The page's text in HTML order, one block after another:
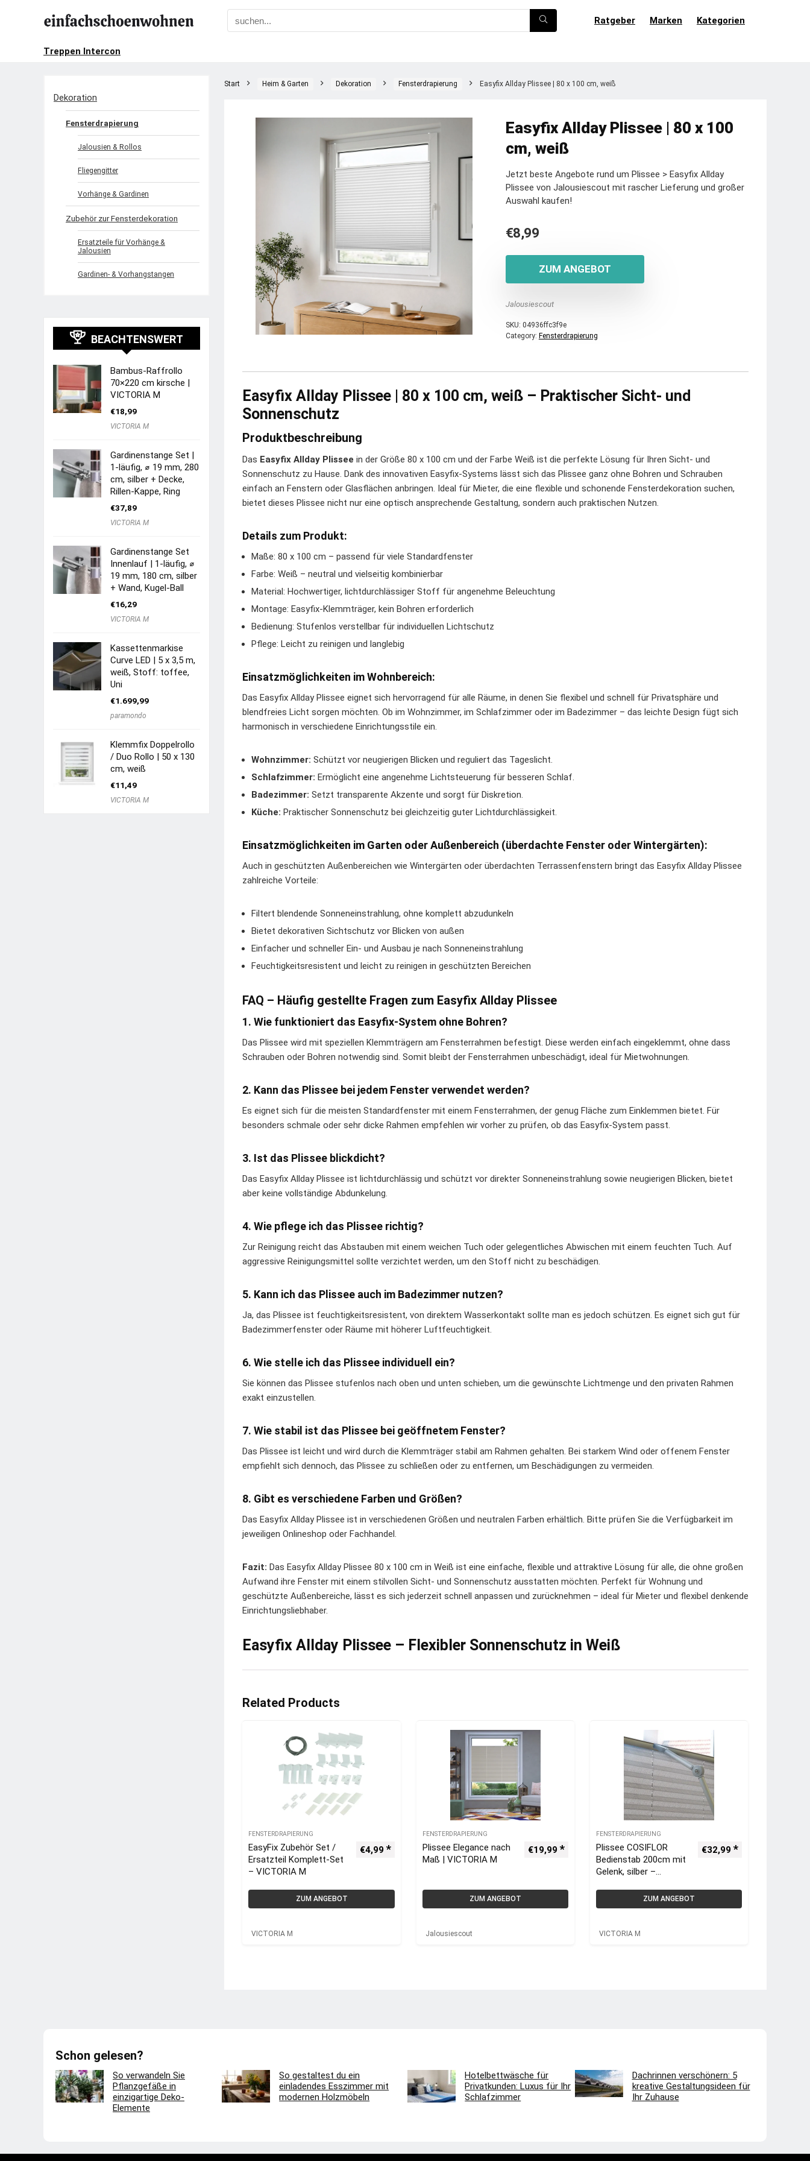
Ratgeber Marken Kategorien
Treppen Intercon
Start Heim & Garten Dekoration Fensterdrapierung Easyfix Allday Plissee | 80 x 100 cm, weiß
Easyfix Allday Plissee | 80 x 100
cm, weiß
Jetzt beste Angebote rund um Plissee > Easyfix Allday
Plissee von Jalousiescout mit rascher Lieferung und großer
Auswahl kaufen!
€8,99
ZUM ANGEBOT
Jalousiescout
SKU: 04936ffc3f9e
Category: Fensterdrapierung
Easyfix Allday Plissee | 80 x 100 cm, weiß – Praktischer Sicht- und
Sonnenschutz
Produktbeschreibung
Das Easyfix Allday Plissee in der Größe 80 x 100 cm und der Farbe Weiß ist die perfekte Lösung für Ihren Sicht- und
Sonnenschutz zu Hause. Dank des innovativen Easyfix-Systems lässt sich das Plissee ganz ohne Bohren und Schrauben
einfach an Fenstern oder Glasflächen anbringen. Ideal für Mieter, die eine flexible und schonende Fensterdekoration suchen,
bietet dieses Plissee nicht nur eine optisch ansprechende Gestaltung, sondern auch praktischen Nutzen.
Details zum Produkt:
Maße: 80 x 100 cm – passend für viele Standardfenster
Farbe: Weiß – neutral und vielseitig kombinierbar
Material: Hochwertiger, lichtdurchlässiger Stoff für angenehme Beleuchtung
Montage: Easyfix-Klemmträger, kein Bohren erforderlich
Bedienung: Stufenlos verstellbar für individuellen Lichtschutz
Pflege: Leicht zu reinigen und langlebig
Einsatzmöglichkeiten im Wohnbereich:
Das Easyfix Allday Plissee eignet sich hervorragend für alle Räume, in denen Sie flexibel und schnell für Privatsphäre und
blendfreies Licht sorgen möchten. Ob im Wohnzimmer, im Schlafzimmer oder im Badezimmer – das leichte Design fügt sich
harmonisch in verschiedene Einrichtungsstile ein.
Wohnzimmer: Schützt vor neugierigen Blicken und reguliert das Tageslicht.
Schlafzimmer: Ermöglicht eine angenehme Lichtsteuerung für besseren Schlaf.
Badezimmer: Setzt transparente Akzente und sorgt für Diskretion.
Küche: Praktischer Sonnenschutz bei gleichzeitig guter Lichtdurchlässigkeit.
Einsatzmöglichkeiten im Garten oder Außenbereich (überdachte Fenster oder Wintergärten):
Auch in geschützten Außenbereichen wie Wintergärten oder überdachten Terrassenfenstern bringt das Easyfix Allday Plissee
zahlreiche Vorteile:
Filtert blendende Sonneneinstrahlung, ohne komplett abzudunkeln
Bietet dekorativen Sichtschutz vor Blicken von außen
Einfacher und schneller Ein- und Ausbau je nach Sonneneinstrahlung
Feuchtigkeitsresistent und leicht zu reinigen in geschützten Bereichen
FAQ – Häufig gestellte Fragen zum Easyfix Allday Plissee
1. Wie funktioniert das Easyfix-System ohne Bohren?
Das Plissee wird mit speziellen Klemmträgern am Fensterrahmen befestigt. Diese werden einfach eingeklemmt, ohne dass
Schrauben oder Bohren notwendig sind. Somit bleibt der Fensterrahmen unbeschädigt, ideal für Mietwohnungen.
2. Kann das Plissee bei jedem Fenster verwendet werden?
Es eignet sich für die meisten Standardfenster mit einem Fensterrahmen, der genug Fläche zum Einklemmen bietet. Für
besonders schmale oder sehr dicke Rahmen empfehlen wir vorher zu prüfen, ob das Easyfix-System passt.
3. Ist das Plissee blickdicht?
Das Easyfix Allday Plissee ist lichtdurchlässig und schützt vor direkter Sonneneinstrahlung sowie neugierigen Blicken, bietet
aber keine vollständige Abdunkelung.
4. Wie pflege ich das Plissee richtig?
Zur Reinigung reicht das Abstauben mit einem weichen Tuch oder gelegentliches Abwischen mit einem feuchten Tuch. Auf
aggressive Reinigungsmittel sollte verzichtet werden, um den Stoff nicht zu beschädigen.
5. Kann ich das Plissee auch im Badezimmer nutzen?
Ja, das Plissee ist feuchtigkeitsresistent, von direktem Wasserkontakt sollte man es jedoch schützen. Es eignet sich gut für
Badezimmerfenster oder Räume mit höherer Luftfeuchtigkeit.
6. Wie stelle ich das Plissee individuell ein?
Sie können das Plissee stufenlos nach oben und unten schieben, um die gewünschte Lichtmenge und den privaten Rahmen
exakt einzustellen.
7. Wie stabil ist das Plissee bei geöffnetem Fenster?
Das Plissee ist leicht und wird durch die Klemmträger stabil am Rahmen gehalten. Bei starkem Wind oder offenem Fenster
empfiehlt sich dennoch, das Plissee zu schließen oder zu entfernen, um Beschädigungen zu vermeiden.
8. Gibt es verschiedene Farben und Größen?
Das Easyfix Allday Plissee ist in verschiedenen Größen und neutralen Farben erhältlich. Bitte prüfen Sie die Verfügbarkeit im
jeweiligen Onlineshop oder Fachhandel.
Fazit: Das Easyfix Allday Plissee 80 x 100 cm in Weiß ist eine einfache, flexible und attraktive Lösung für alle, die ohne großen
Aufwand ihre Fenster mit einem stilvollen Sicht- und Sonnenschutz ausstatten möchten. Perfekt für Wohnung und
geschützte Außenbereiche, lässt es sich jederzeit schnell anpassen und zurücknehmen – ideal für Mieter und flexibel denkende
Einrichtungsliebhaber.
Easyfix Allday Plissee – Flexibler Sonnenschutz in Weiß
Related Products
FENSTERDRAPIERUNG
EasyFix Zubehör Set /
Ersatzteil Komplett-Set
– VICTORIA M
€4,99
ZUM ANGEBOT
VICTORIA M
FENSTERDRAPIERUNG
Plissee Elegance nach
Maß | VICTORIA M
€19,99
ZUM ANGEBOT
Jalousiescout
FENSTERDRAPIERUNG
Plissee COSIFLOR
Bedienstab 200cm mit
Gelenk, silber –
€32,99
ZUM ANGEBOT
VICTORIA M
Dekoration
Fensterdrapierung
Jalousien & Rollos
Fliegengitter
Vorhänge & Gardinen
Zubehör zur Fensterdekoration
Ersatzteile für Vorhänge &
Jalousien
Gardinen- & Vorhangstangen
BEACHTENSWERT
Bambus-Raffrollo
70×220 cm kirsche |
VICTORIA M
€18,99
VICTORIA M
Gardinenstange Set |
1-läufig, ⌀ 19 mm, 280
cm, silber + Decke,
Rillen-Kappe, Ring
€37,89
VICTORIA M
Gardinenstange Set
Innenlauf | 1-läufig, ⌀
19 mm, 180 cm, silber
+ Wand, Kugel-Ball
€16,29
VICTORIA M
Kassettenmarkise
Curve LED | 5 x 3,5 m,
weiß, Stoff: toffee,
Uni
€1.699,99
paramondo
Klemmfix Doppelrollo
/ Duo Rollo | 50 x 130
cm, weiß
€11,49
VICTORIA M
Schon gelesen?
So verwandeln Sie
Pflanzgefäße in
einzigartige Deko-
Elemente
So gestaltest du ein
einladendes Esszimmer mit
modernen Holzmöbeln
Hotelbettwäsche für
Privatkunden: Luxus für Ihr
Schlafzimmer
Dachrinnen verschönern: 5
kreative Gestaltungsideen für
Ihr Zuhause